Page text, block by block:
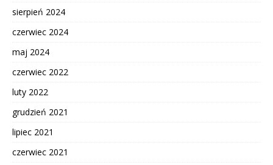
sierpień 2024
czerwiec 2024
maj 2024
czerwiec 2022
luty 2022
grudzień 2021
lipiec 2021
czerwiec 2021